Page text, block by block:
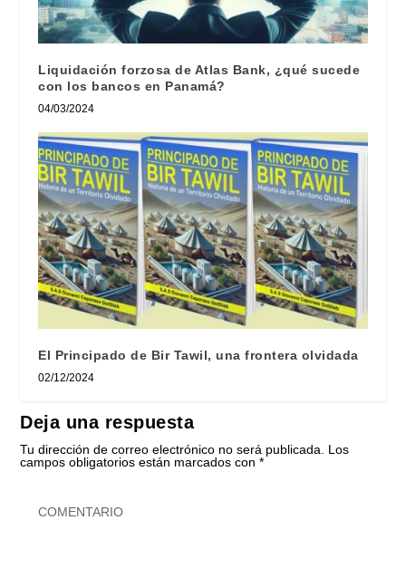
Liquidación forzosa de Atlas Bank, ¿qué sucede
con los bancos en Panamá?
04/03/2024
El Principado de Bir Tawil, una frontera olvidada
02/12/2024
Deja una respuesta
Tu dirección de correo electrónico no será publicada. Los
campos obligatorios están marcados con*